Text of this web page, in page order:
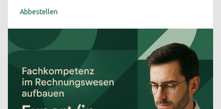
Abbestellen